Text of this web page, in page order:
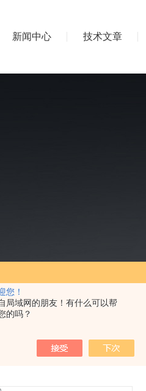
您！
局域网的朋友！有什么可以帮
的吗？
新闻中心 技术文章
我的位置：